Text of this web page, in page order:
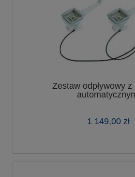
Zestaw odpływowy z
1 149,00 zł